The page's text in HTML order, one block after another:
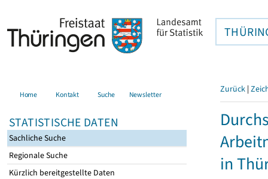
Home Kontakt Suche Newsletter
STATISTISCHE DATEN
Sachliche Suche
Regionale Suche
Kürzlich bereitgestellte Daten
Zurück |
in